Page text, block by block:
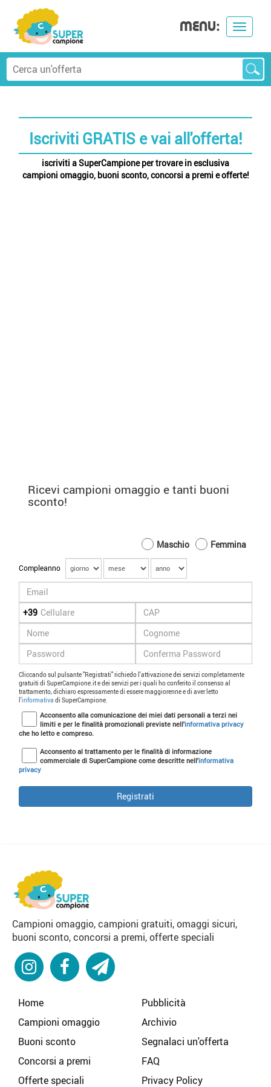
Toggle
MENU:
Iscriviti GRATIS e vai all'offerta!
iscriviti a SuperCampione per trovare in esclusiva
campioni omaggio, buoni sconto, concorsi a premi e offerte!
Ricevi campioni omaggio e tanti buoni
sconto!
Maschio Femmina
Compleanno
+39
Cliccando sul pulsante "Registrati" richiedo l'attivazione dei servizi completamente
gratuiti di SuperCampione.it e dei servizi per i quali ho conferito il consenso al
trattamento, dichiaro espressamente di essere maggiorenne e di aver letto
l'informativa di SuperCampione.
Acconsento alla comunicazione dei miei dati personali a terzi nei
limiti e per le finalità promozionali previste nell'informativa privacy
che ho letto e compreso.
Acconsento al trattamento per le finalità di informazione
commerciale di SuperCampione come descritte nell'informativa
privacy
Registrati
Campioni omaggio, campioni gratuiti, omaggi sicuri,
buoni sconto, concorsi a premi, offerte speciali
Home
Campioni omaggio
Buoni sconto
Concorsi a premi
Offerte speciali
Pubblicità
Archivio
Segnalaci un'offerta
FAQ
Privacy Policy